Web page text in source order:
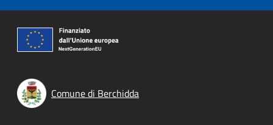
Comune di Berchidda